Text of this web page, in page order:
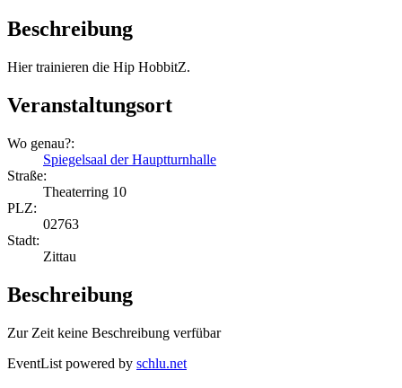
Beschreibung
Hier trainieren die Hip HobbitZ.
Veranstaltungsort
Wo genau?:
Spiegelsaal der Hauptturnhalle
Straße:
Theaterring 10
PLZ:
02763
Stadt:
Zittau
Beschreibung
Zur Zeit keine Beschreibung verfübar
EventList powered by schlu.net